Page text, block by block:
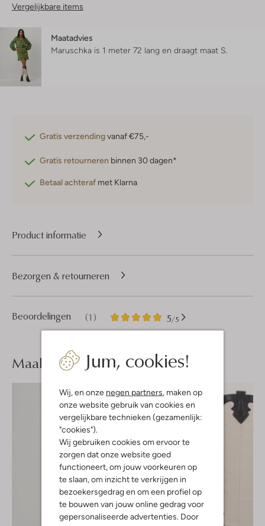
Jum, cookies!
Wij, en onze negen partners, maken op
onze website gebruik van cookies en
vergelijkbare technieken (gezamenlijk:
"cookies").
Wij gebruiken cookies om ervoor te
zorgen dat onze website goed
functioneert, om jouw voorkeuren op
te slaan, om inzicht te verkrijgen in
bezoekersgedrag en om een profiel op
te bouwen van jouw online gedrag voor
gepersonaliseerde advertenties. Door
Vergelijkbare items
Maatadvies
Maruschka is 1 meter 72 lang en draagt maat S.
Gratis verzendingvanaf €75,-
Gratis retourneren binnen 30 dagen*
Betaal achteraf met Klarna
Product informatie
Beoordelingen (1) 5/5
1
5
Sterren
Bezorgen & retourneren
Maak jelook compleet